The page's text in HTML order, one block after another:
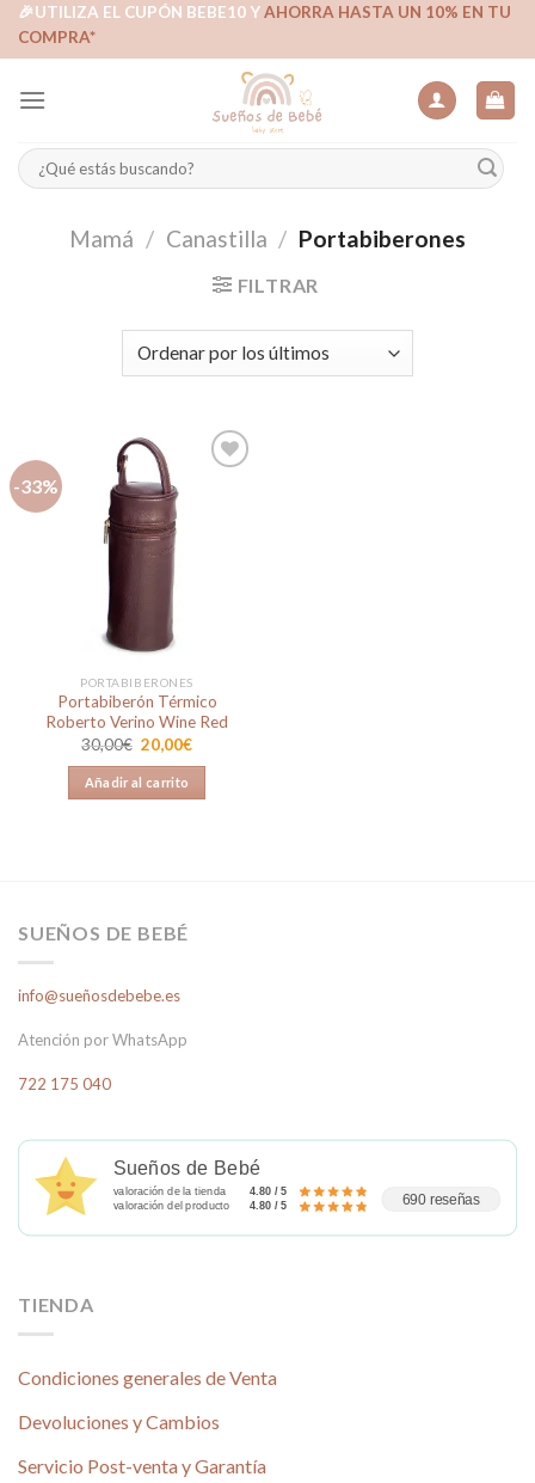
Skip🎉UTILIZA EL CUPÓN BEBE10 YAHORRA HASTA UN 10% EN TU
COMPRA*
Buscar
por:
Mamá / Canastilla / Portabiberones
FILTRAR
-33%
PORTABIBERONES
Portabiberón Térmico
Roberto Verino Wine Red
30,00€ El
precio
original
era:
30,00€.
20,00€El
20,00€.
Añadir al carrito
SUEÑOS DE BEBÉ
info@sueñosdebebe.es
Atención por WhatsApp
722 175 040
Sueños de Bebé
valoración de la tienda
4.80 / 5
valoración del producto
4.80 / 5 690 reseñas
TIENDA
Condiciones generales de Venta
Devoluciones y Cambios
Servicio Post-venta y Garantía